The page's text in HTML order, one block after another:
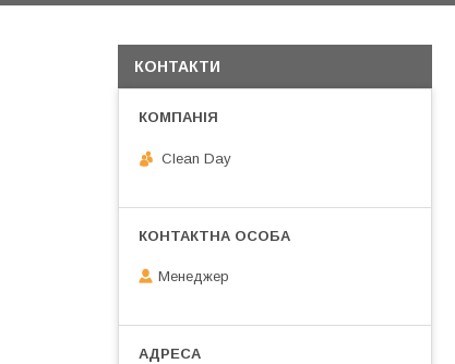
КОНТАКТИ
Clean Day
Менеджер